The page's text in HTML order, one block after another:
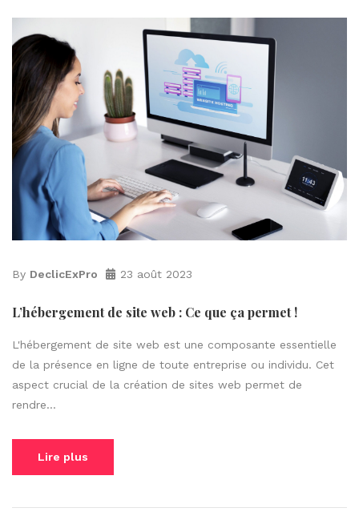
By DeclicExPro 23 août 2023
L’hébergement de site web : Ce que ça permet !
L'hébergement de site web est une composante essentielle
de la présence en ligne de toute entreprise ou individu. Cet
aspect crucial de la création de sites web permet de
rendre...
Lire plus